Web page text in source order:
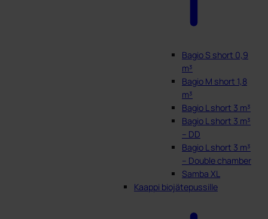
Bagio S short 0,9
m³
Bagio M short 1,8
m³
Bagio L short 3 m³
Bagio L short 3 m³
– DD
Bagio L short 3 m³
– Double chamber
Samba XL
Kaappi biojätepussille